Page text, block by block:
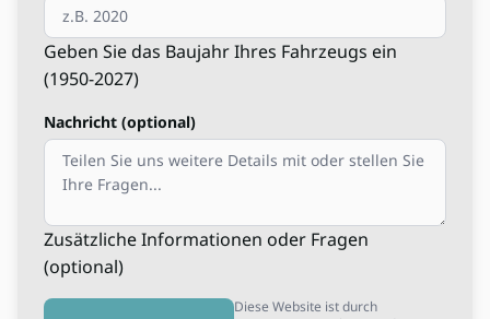
Geben Sie das Baujahr Ihres Fahrzeugs ein
(1950-2027)
Nachricht (optional)
Zusätzliche Informationen oder Fragen
(optional)
Diese Website ist durch